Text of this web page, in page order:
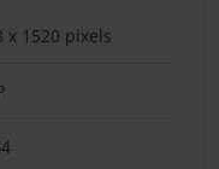
x 1520 pixels